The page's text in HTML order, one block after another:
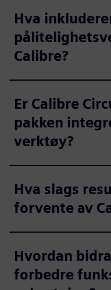
Hva
Calibre?
Er Calibre
pakken
verktøy?
Hva slags
forvente av
Hvordan
forbedre